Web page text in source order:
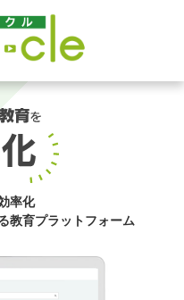
率化
教育プラットフォーム